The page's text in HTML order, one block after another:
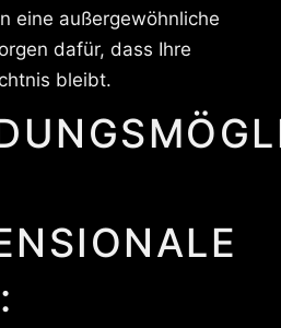
eine außergewöhnliche
dafür, dass Ihre
bleibt.